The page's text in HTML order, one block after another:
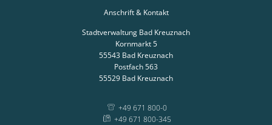
Anschrift & Kontakt
Stadtverwaltung Bad Kreuznach
Kornmarkt 5
55543 Bad Kreuznach
Postfach 563
55529 Bad Kreuznach
+49 671 800-0
+49 671 800-345